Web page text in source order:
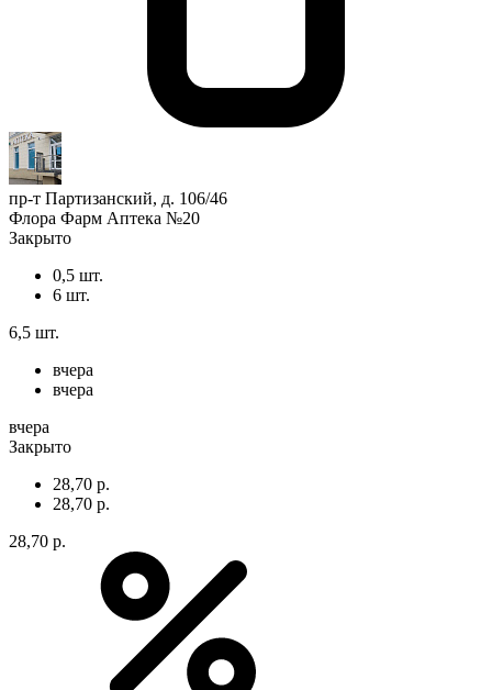
пр-т Партизанский, д. 106/46
Флора Фарм Аптека №20
Закрыто
0,5 шт.
6 шт.
6,5 шт.
вчера
вчера
вчера
Закрыто
28,70 р.
28,70 р.
28,70 р.